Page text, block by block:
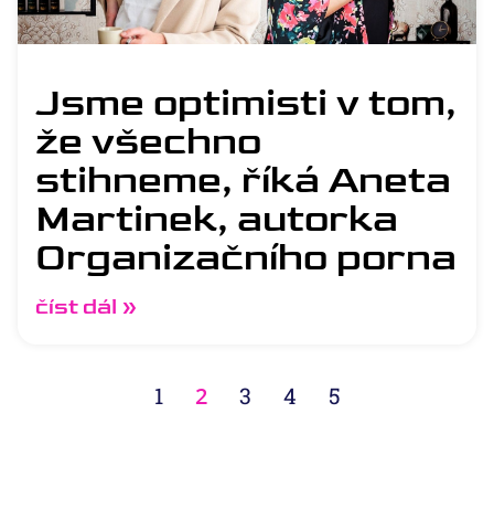
Jsme optimisti v tom,
že všechno
stihneme, říká Aneta
Martinek, autorka
Organizačního porna
číst dál »
1 2 3 4 5